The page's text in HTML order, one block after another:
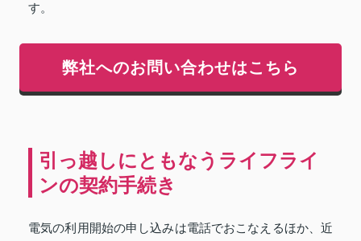
す。
弊社へのお問い合わせはこちら
引っ越しにともなうライフライ
ンの契約手続き
電気の利用開始の申し込みは電話でおこなえるほか、近